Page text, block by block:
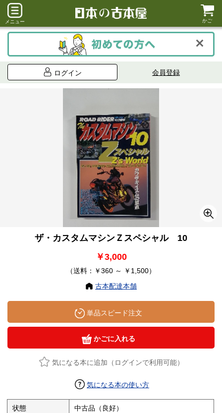
メニュー かご
ログイン 会員登録
ザ・カスタムマシンＺスペシャル 10
￥3,000
（送料：￥360 ～ ￥1,500）
古本配達本舗
単品スピード注文
かごに入れる
気になる本に追加（ログインで利用可能）
気になる本の使い方
状態 中古品（良好）